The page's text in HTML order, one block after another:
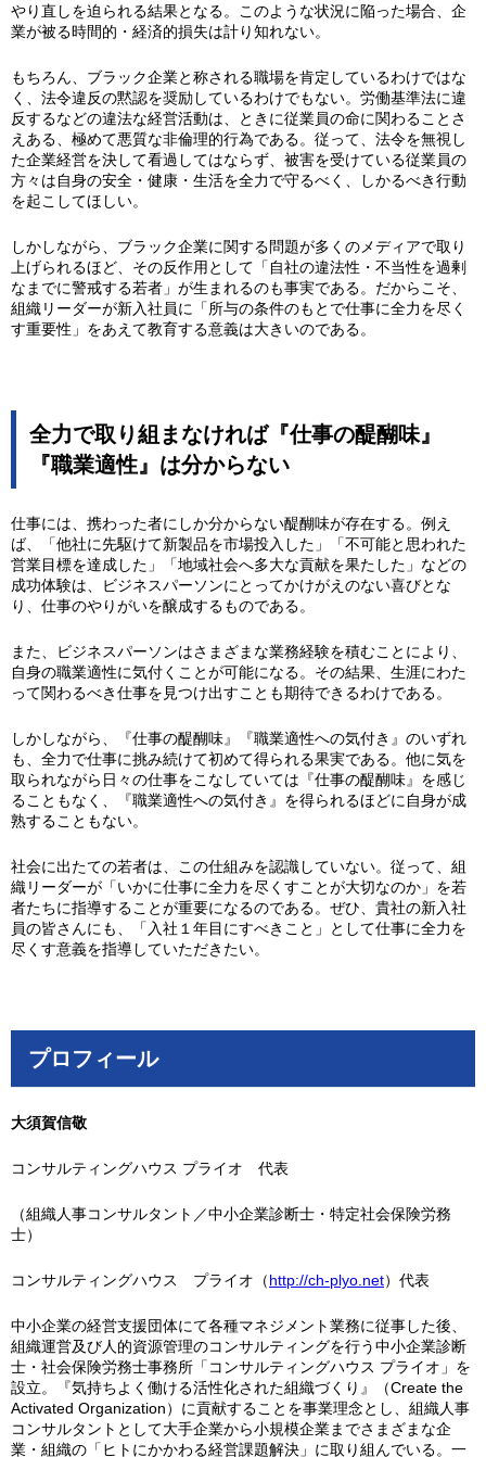
やり直しを迫られる結果となる。このような状況に陥った場合、企
業が被る時間的・経済的損失は計り知れない。
もちろん、ブラック企業と称される職場を肯定しているわけではな
く、法令違反の黙認を奨励しているわけでもない。労働基準法に違
反するなどの違法な経営活動は、ときに従業員の命に関わることさ
えある、極めて悪質な非倫理的行為である。従って、法令を無視し
た企業経営を決して看過してはならず、被害を受けている従業員の
方々は自身の安全・健康・生活を全力で守るべく、しかるべき行動
を起こしてほしい。
しかしながら、ブラック企業に関する問題が多くのメディアで取り
上げられるほど、その反作用として「自社の違法性・不当性を過剰
なまでに警戒する若者」が生まれるのも事実である。だからこそ、
組織リーダーが新入社員に「所与の条件のもとで仕事に全力を尽く
す重要性」をあえて教育する意義は大きいのである。
全力で取り組まなければ『仕事の醍醐味』
『職業適性』は分からない
仕事には、携わった者にしか分からない醍醐味が存在する。例え
ば、「他社に先駆けて新製品を市場投入した」「不可能と思われた
営業目標を達成した」「地域社会へ多大な貢献を果たした」などの
成功体験は、ビジネスパーソンにとってかけがえのない喜びとな
り、仕事のやりがいを醸成するものである。
また、ビジネスパーソンはさまざまな業務経験を積むことにより、
自身の職業適性に気付くことが可能になる。その結果、生涯にわた
って関わるべき仕事を見つけ出すことも期待できるわけである。
しかしながら、『仕事の醍醐味』『職業適性への気付き』のいずれ
も、全力で仕事に挑み続けて初めて得られる果実である。他に気を
取られながら日々の仕事をこなしていては『仕事の醍醐味』を感じ
ることもなく、『職業適性への気付き』を得られるほどに自身が成
熟することもない。
社会に出たての若者は、この仕組みを認識していない。従って、組
織リーダーが「いかに仕事に全力を尽くすことが大切なのか」を若
者たちに指導することが重要になるのである。ぜひ、貴社の新入社
員の皆さんにも、「入社１年目にすべきこと」として仕事に全力を
尽くす意義を指導していただきたい。
プロフィール
大須賀信敬
コンサルティングハウス プライオ 代表
（組織人事コンサルタント／中小企業診断士・特定社会保険労務
士）
コンサルティングハウス プライオ（http://ch-plyo.net）代表
中小企業の経営支援団体にて各種マネジメント業務に従事した後、
組織運営及び人的資源管理のコンサルティングを行う中小企業診断
士・社会保険労務士事務所「コンサルティングハウス プライオ」を
設立。『気持ちよく働ける活性化された組織づくり』（Create the
Activated Organization）に貢献することを事業理念とし、組織人事
コンサルタントとして大手企業から小規模企業までさまざまな企
業・組織の「ヒトにかかわる経営課題解決」に取り組んでいる。一